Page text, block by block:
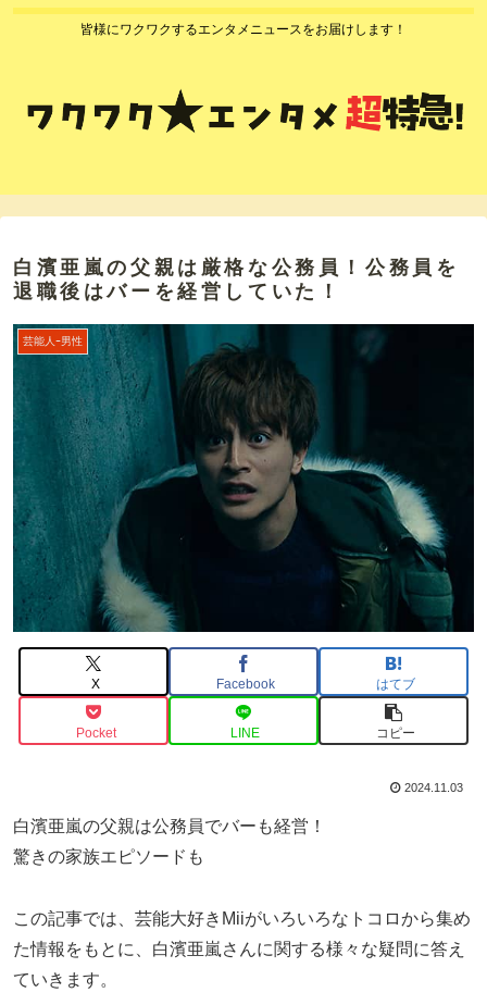
皆様にワクワクするエンタメニュースをお届けします！
白濱亜嵐の父親は厳格な公務員！公務員を
退職後はバーを経営していた！
芸能人ｰ男性
X Facebook はてブ
Pocket LINE コピー
2024.11.03
白濱亜嵐の父親は公務員でバーも経営！
驚きの家族エピソードも
この記事では、芸能大好きMiiがいろいろなトコロから集め
た情報をもとに、白濱亜嵐さんに関する様々な疑問に答え
ていきます。